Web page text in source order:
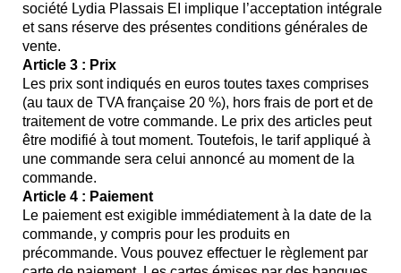
société Lydia Plassais EI implique l’acceptation intégrale
et sans réserve des présentes conditions générales de
vente.
Article 3 : Prix
Les prix sont indiqués en euros toutes taxes comprises
(au taux de TVA française 20 %), hors frais de port et de
traitement de votre commande. Le prix des articles peut
être modifié à tout moment. Toutefois, le tarif appliqué à
une commande sera celui annoncé au moment de la
commande.
Article 4 : Paiement
Le paiement est exigible immédiatement à la date de la
commande, y compris pour les produits en
précommande. Vous pouvez effectuer le règlement par